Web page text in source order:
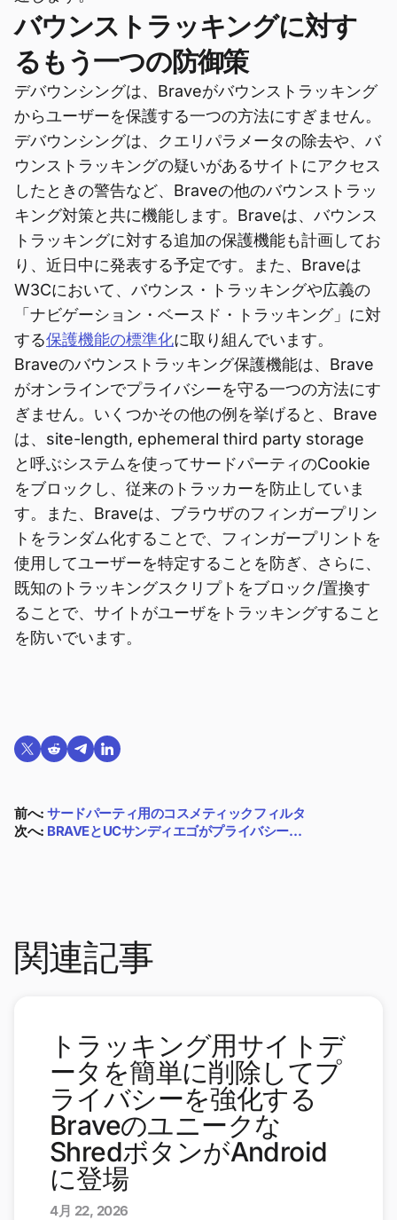
バウンストラッキングに対す
るもう一つの防御策
デバウンシングは、Braveがバウンストラッキング
からユーザーを保護する一つの方法にすぎません。
デバウンシングは、クエリパラメータの除去や、バ
ウンストラッキングの疑いがあるサイトにアクセス
したときの警告など、Braveの他のバウンストラッ
キング対策と共に機能します。Braveは、バウンス
トラッキングに対する追加の保護機能も計画してお
り、近日中に発表する予定です。また、Braveは
W3Cにおいて、バウンス・トラッキングや広義の
「ナビゲーション・ベースド・トラッキング」に対
する保護機能の標準化に取り組んでいます。
Braveのバウンストラッキング保護機能は、Brave
がオンラインでプライバシーを守る一つの方法にす
ぎません。いくつかその他の例を挙げると、Brave
は、site-length, ephemeral third party storage
と呼ぶシステムを使ってサードパーティのCookie
をブロックし、従来のトラッカーを防止していま
す。また、Braveは、ブラウザのフィンガープリン
トをランダム化することで、フィンガープリントを
使用してユーザーを特定することを防ぎ、さらに、
既知のトラッキングスクリプトをブロック/置換す
ることで、サイトがユーザをトラッキングすること
を防いでいます。
Twitterで共有する
Reddit で共有
Telegramで共有
LinkedInで共有
前へ:サードパーティ用のコスメティックフィルタ
次へ: BRAVEとUCサンディエゴがプライバシー…
関連記事
トラッキング用サイトデ
ータを簡単に削除してプ
ライバシーを強化する
Braveのユニークな
ShredボタンがAndroid
に登場
4月 22, 2026